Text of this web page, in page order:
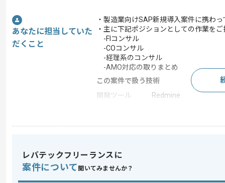
あなたに担当していた
だくこと
・製造業向けSAP新規導入案件に携わ
・主に下記ポジションとしての作業を
-FIコンサル
-COコンサル
-経理系のコンサル
-AMO対応の取りまとめ
この案件で扱う技術
開発ツール
Redmine
業務内容
ソフトウェア開発
求めるスキル
レバテックフリーランスに
案件について 聞いてみませんか？